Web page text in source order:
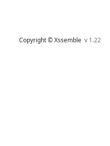
Copyright © Xssemblev 1.22